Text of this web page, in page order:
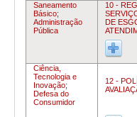
Saneamento
Básico;
Administração
Pública
10 -
DE
Ciência,
Tecnologia e
Inovação;
Defesa do
Consumidor
12 -